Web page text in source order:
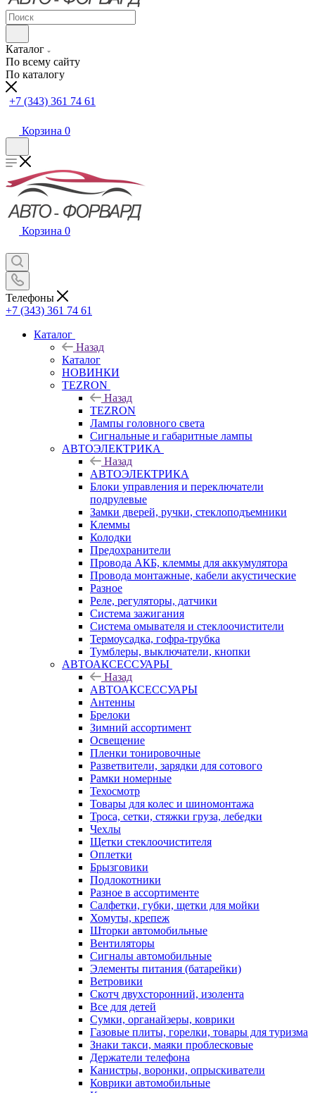
Каталог
По всему сайту
По каталогу
+7 (343) 361 74 61
Корзина 0
Корзина 0
Телефоны
+7 (343) 361 74 61
Каталог
Назад
Каталог
НОВИНКИ
TEZRON
Назад
TEZRON
Лампы головного света
Сигнальные и габаритные лампы
АВТОЭЛЕКТРИКА
Назад
АВТОЭЛЕКТРИКА
Блоки управления и переключатели
подрулевые
Замки дверей, ручки, стеклоподъемники
Клеммы
Колодки
Предохранители
Провода АКБ, клеммы для аккумулятора
Провода монтажные, кабели акустические
Разное
Реле, регуляторы, датчики
Система зажигания
Система омывателя и стеклоочистители
Термоусадка, гофра-трубка
Тумблеры, выключатели, кнопки
АВТОАКСЕССУАРЫ
Назад
АВТОАКСЕССУАРЫ
Антенны
Брелоки
Зимний ассортимент
Освещение
Пленки тонировочные
Разветвители, зарядки для сотового
Рамки номерные
Техосмотр
Товары для колес и шиномонтажа
Троса, сетки, стяжки груза, лебедки
Чехлы
Щетки стеклоочистителя
Оплетки
Брызговики
Подлокотники
Разное в ассортименте
Салфетки, губки, щетки для мойки
Хомуты, крепеж
Шторки автомобильные
Вентиляторы
Сигналы автомобильные
Элементы питания (батарейки)
Ветровики
Скотч двухсторонний, изолента
Все для детей
Сумки, органайзеры, коврики
Газовые плиты, горелки, товары для туризма
Знаки такси, маяки проблесковые
Держатели телефона
Канистры, воронки, опрыскиватели
Коврики автомобильные